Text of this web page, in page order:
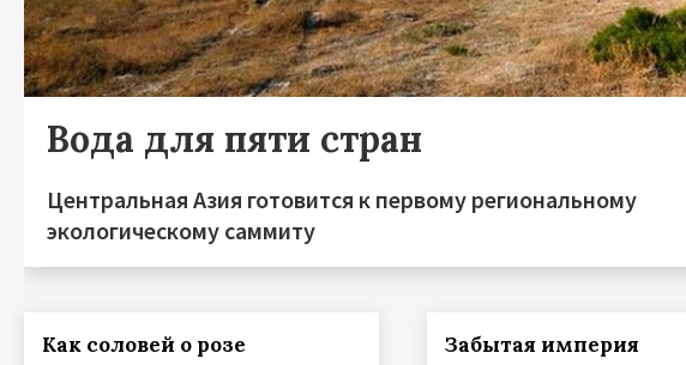
Вода для пяти стран
Центральная Азия готовится к первому региональному
экологическому саммиту
Как соловей о розе Забытая империя